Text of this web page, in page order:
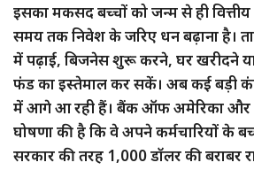
इसका मकसद बच्चों को जन्म से ही
समय तक निवेश के जरिए धन बढ़ाना है।
में पढ़ाई, बिजनेस शुरू करने, घर खरीदने
फंड का इस्तेमाल कर सकें। अब कई बड़ी
में आगे आ रही हैं। बैंक ऑफ अमेरिका और
घोषणा की है कि वे अपने कर्मचारियों के
सरकार की तरह 1,000 डॉलर की बराबर